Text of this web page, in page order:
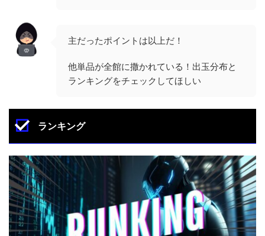
主だったポイントは以上だ！
他単品が全館に撒かれている！出玉分布と
ランキングをチェックしてほしい
ランキング